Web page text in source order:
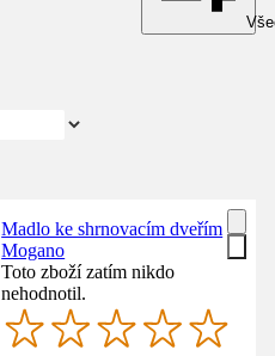
Madlo ke shrnovacím dveřím
Mogano
Toto zboží zatím nikdo
nehodnotil.